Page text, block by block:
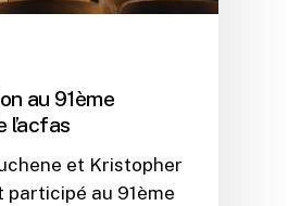
au 91ème
l’acfas
et Kristopher
participé au 91ème